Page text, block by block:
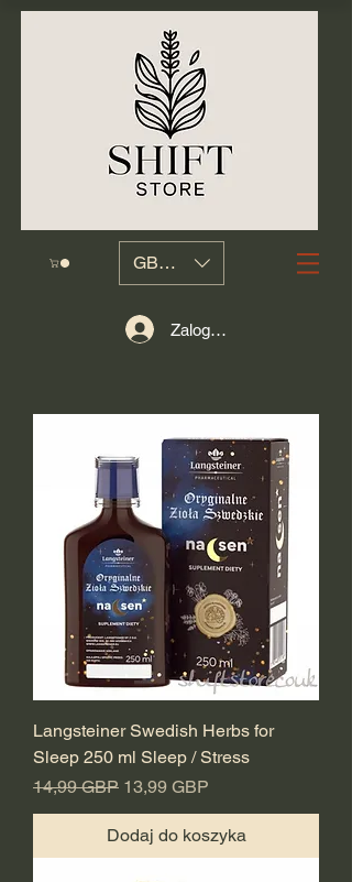
GBP (£)
Zaloguj się
Langsteiner Swedish Herbs for
Sleep 250 ml Sleep / Stress
Regularna cena
14,99 GBP Cena rabatowa
13,99 GBP
Dodaj do koszyka